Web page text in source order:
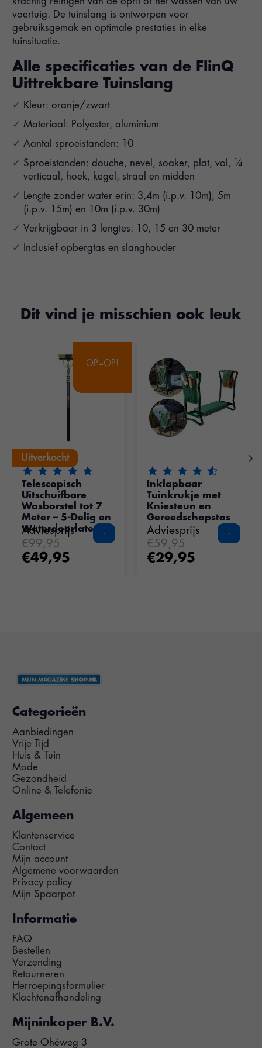
voertuig. De tuinslang is ontworpen voor
gebruiksgemak en optimale prestaties in elke
tuinsituatie.
Alle specificaties van de FlinQ
Uittrekbare Tuinslang
Kleur: oranje/zwart
Materiaal: Polyester, aluminium
Aantal sproeistanden: 10
Sproeistanden: douche, nevel, soaker, plat, vol, ¼
verticaal, hoek, kegel, straal en midden
Lengte zonder water erin: 3,4m (i.p.v. 10m), 5m
(i.p.v. 15m) en 10m (i.p.v. 30m)
Verkrijgbaar in 3 lengtes: 10, 15 en 30 meter
Inclusief opbergtas en slanghouder
Dit vind je misschien ook leuk
De beoordeling van dit product is van de 5
Telescopisch
Uitschuifbare
Wasborstel tot 7
Meter – 5-Delig en
Waterdoorlatend
Adviesprijs
€99,95
€49,95
OP=OP!
Uitverkocht
OP=OP!
Uitverkocht
De beoordeling van dit
Inklapbaar
Tuinkrukje met
Kniesteun en
Gereedschapstas
Adviesprijs
€59,95
€29,95
Categorieën
Aanbiedingen
Vrije Tijd
Huis & Tuin
Mode
Gezondheid
Online & Telefonie
Algemeen
Klantenservice
Contact
Mijn account
Algemene voorwaarden
Privacy policy
Mijn Spaarpot
Informatie
FAQ
Bestellen
Verzending
Retourneren
Herroepingsformulier
Klachtenafhandeling
Mijninkoper B.V.
Grote Ohéweg 3